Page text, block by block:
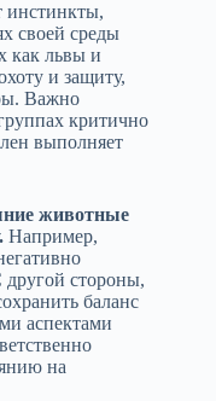
инстинкты,
своей среды
как львы и
и защиту,
Важно
критично
выполняет
животные
Например,
другой стороны,
баланс
аспектами
на